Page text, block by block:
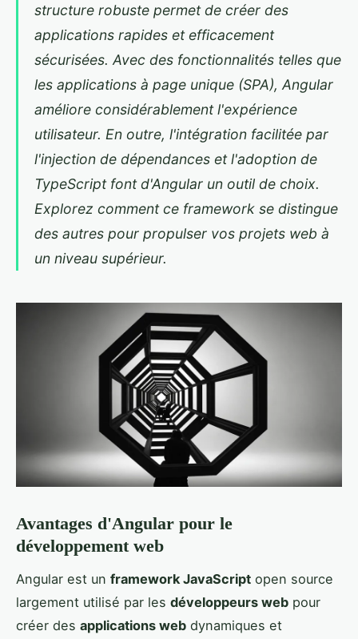
structure robuste permet de créer des
applications rapides et efficacement
sécurisées. Avec des fonctionnalités telles que
les applications à page unique (SPA), Angular
améliore considérablement l'expérience
utilisateur. En outre, l'intégration facilitée par
l'injection de dépendances et l'adoption de
TypeScript font d'Angular un outil de choix.
Explorez comment ce framework se distingue
des autres pour propulser vos projets web à
un niveau supérieur.
Avantages d'Angular pour le
développement web
Angular est un framework JavaScript open source
largement utilisé par les développeurs web pour
créer des applications web dynamiques et